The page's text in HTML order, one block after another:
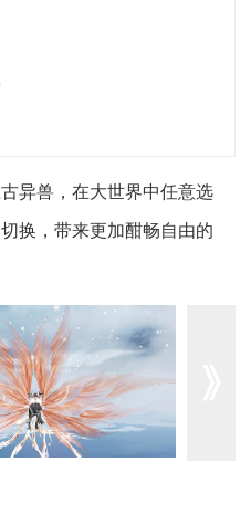
异兽，在大世界中任意选
换，带来更加酣畅自由的